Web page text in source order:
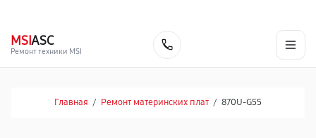
MSIASC
Ремонт техники MSI
Главная / Ремонт материнских плат / 870U-G55